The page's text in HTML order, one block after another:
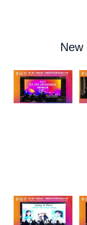
New